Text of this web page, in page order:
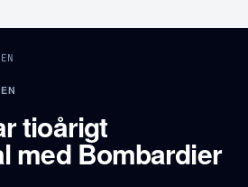
tioårigt
med Bombardier